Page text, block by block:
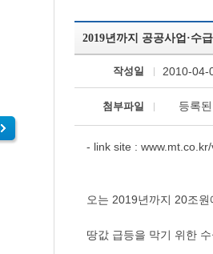
2019년까지 공공사업·수
작성일 2010-04-
첨부파일 등록
- link site :
오는 2019년까지 20조
땅값 급등을 막기 위한